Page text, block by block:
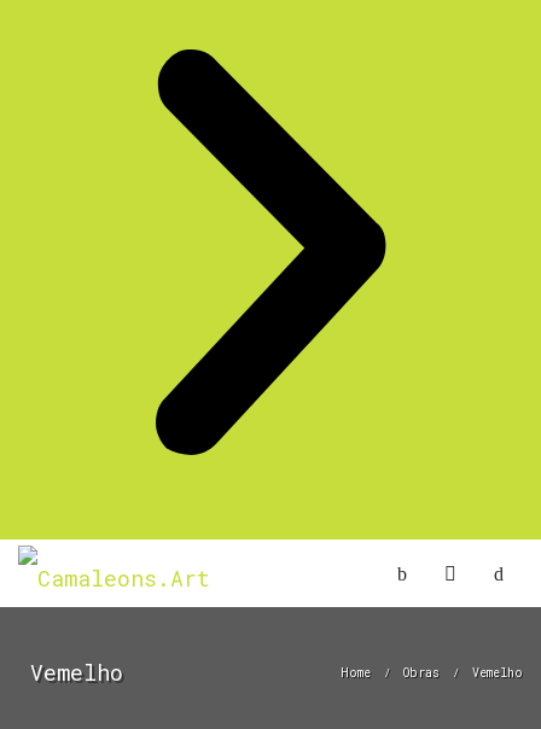
Vemelho Home / Obras / Vemelho